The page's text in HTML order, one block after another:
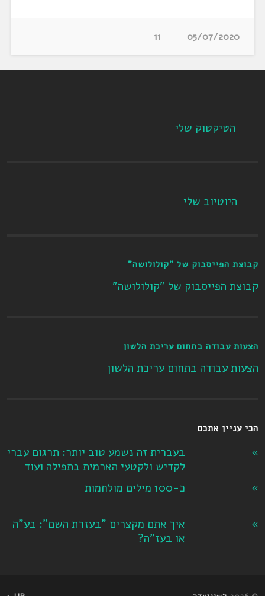
05/07/2020
11
הטיקטוק שלי
היוטיוב שלי
קבוצת הפייסבוק של "קולולושה"
קבוצת הפייסבוק של "קולולושה"
הצעות עבודה בתחום עריכת הלשון
הצעות עבודה בתחום עריכת הלשון
הכי עניין אתכם
בעברית זה נשמע טוב יותר: תרגום עברי
לקדיש ולקטעי הארמית בתפילה ועוד
כ-100 מילים מולחמות
איך אתם מקצרים "בעזרת השם": בע"ה
או בעז"ה?